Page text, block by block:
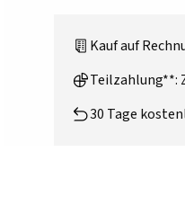
Kauf auf
Teilzahlung**:
30 Tage